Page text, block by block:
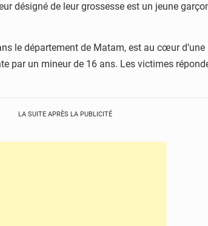
désigné de leur grossesse est un jeune
le département de Matam, est au cœur
par un mineur de 16 ans. Les victimes
LA SUITE APRÈS LA PUBLICITÉ